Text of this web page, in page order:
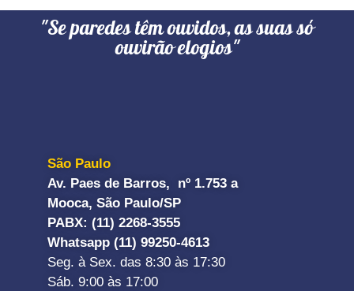
"Se paredes têm ouvidos, as suas só
ouvirão elogios"
São Paulo
Av. Paes de Barros, nº 1.753 a
Mooca, São Paulo/SP
PABX: (11) 2268-3555
Whatsapp (11) 99250-4613
Seg. à Sex. das 8:30 às 17:30
Sáb. 9:00 às 17:00